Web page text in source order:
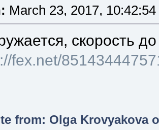
March 23, 2017,
скорость
fex.net/
from: Olga Krovyakova